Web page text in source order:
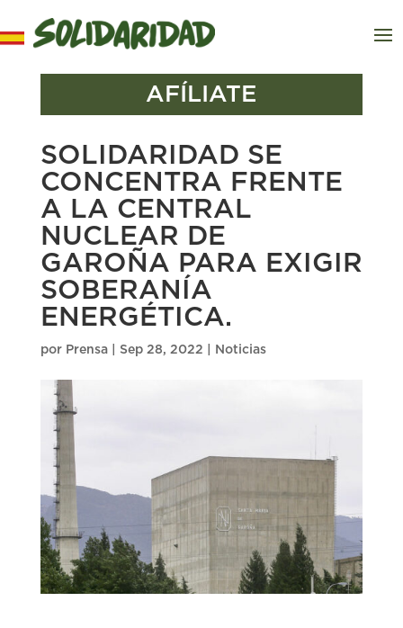
AFÍLIATE
SOLIDARIDAD SE
CONCENTRA FRENTE
A LA CENTRAL
NUCLEAR DE
GAROÑA PARA EXIGIR
SOBERANÍA
ENERGÉTICA.
por Prensa| Sep 28, 2022 Noticias